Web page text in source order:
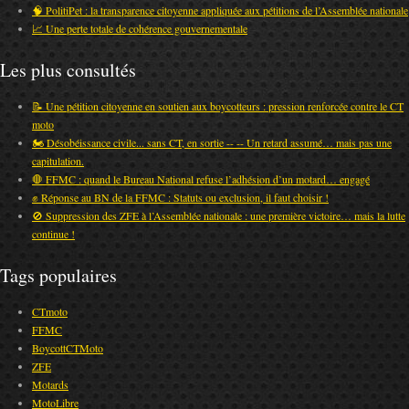
🧠 PolitiPet : la transparence citoyenne appliquée aux pétitions de l’Assemblée nationale
📈 Une perte totale de cohérence gouvernementale
Les plus consultés
📝 Une pétition citoyenne en soutien aux boycotteurs : pression renforcée contre le CT
moto
🏍️ Désobéissance civile... sans CT, en sortie -- -- Un retard assumé… mais pas une
capitulation.
🛑 FFMC : quand le Bureau National refuse l’adhésion d’un motard… engagé
✊ Réponse au BN de la FFMC : Statuts ou exclusion, il faut choisir !
🚫 Suppression des ZFE à l’Assemblée nationale : une première victoire… mais la lutte
continue !
Tags populaires
CTmoto
FFMC
BoycottCTMoto
ZFE
Motards
MotoLibre